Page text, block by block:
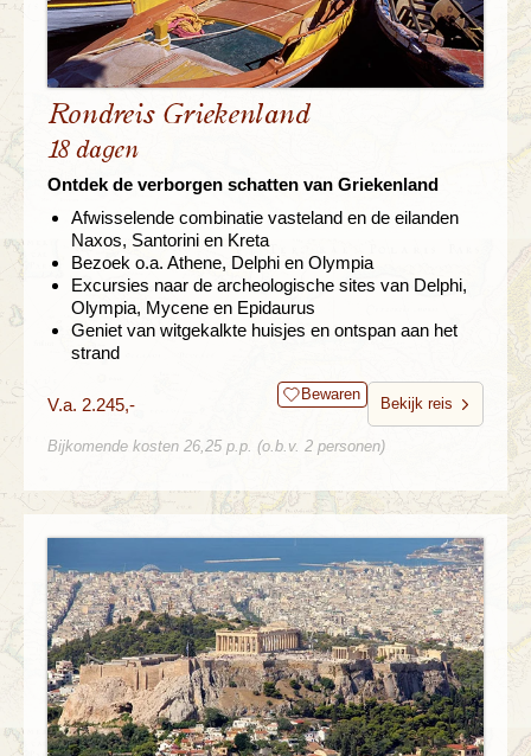
Rondreis Griekenland
18 dagen
Ontdek de verborgen schatten van Griekenland
Afwisselende combinatie vasteland en de eilanden
Naxos, Santorini en Kreta
Bezoek o.a. Athene, Delphi en Olympia
Excursies naar de archeologische sites van Delphi,
Olympia, Mycene en Epidaurus
Geniet van witgekalkte huisjes en ontspan aan het
strand
V.a. 2.245,- Bewaren
Bekijk reis
Bijkomende kosten 26,25 p.p. (o.b.v. 2 personen)